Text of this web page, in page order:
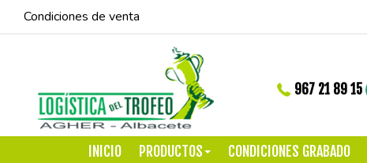
Condiciones de venta
967 21 89 15
INICIO PRODUCTOS CONDICIONES GRABADO